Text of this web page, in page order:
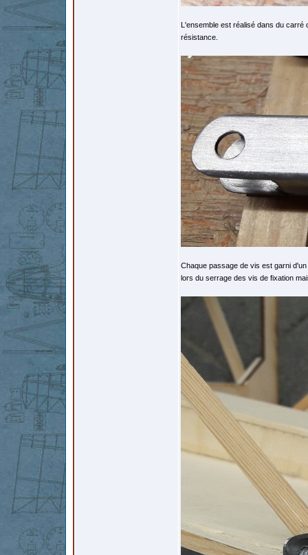
L'ensemble est réalisé dans du carré
résistance.
Chaque passage de vis est garni
lors du serrage des vis de fixation